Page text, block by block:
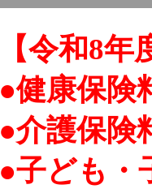
【令和8
●健康保険
●介護保険
●子ども・